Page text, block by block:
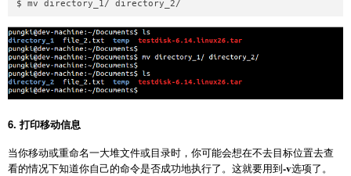
6. 打印移动信息
当你移动或重命名一大堆文件或目录时，你可能会想在不去目标位置去查
看的情况下知道你自己的命令是否成功地执行了。这就要用到-v选项了。